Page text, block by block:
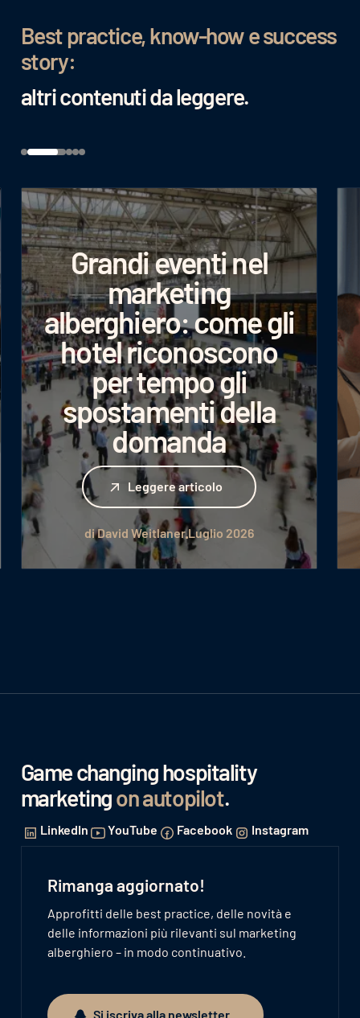
Best practice, know-how e success
story:
altri contenuti da leggere.
Grandi eventi nel
marketing
alberghiero: come gli
hotel riconoscono
per tempo gli
spostamenti della
domanda
Leggere articolo
Leggere articolo
di David WeitlanerLuglio 2026
Game changing hospitality
marketingon autopilot.
LinkedIn YouTube Facebook Instagram
Rimanga aggiornato!
Approfitti delle best practice, delle novità e
delle informazioni più rilevanti sul marketing
alberghiero – in modo continuativo.
Si iscriva alla newsletter